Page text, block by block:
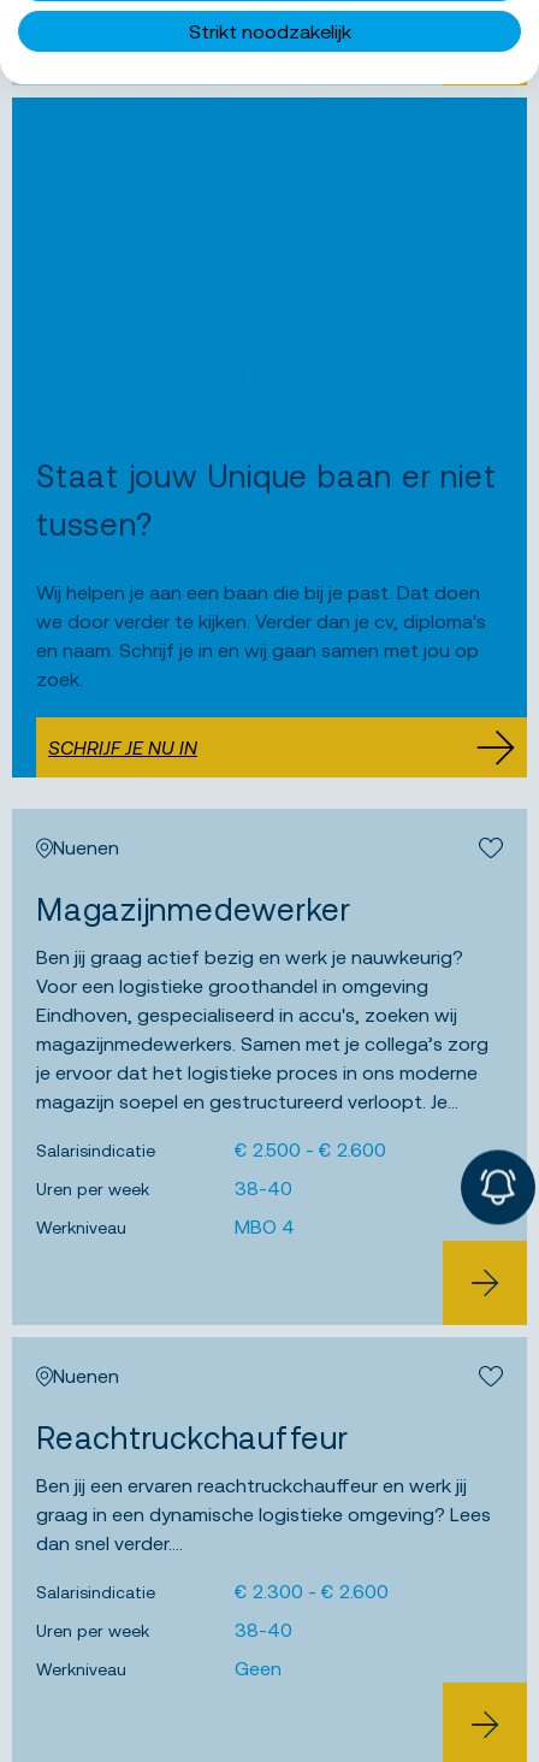
JOB ALERT
BEKIJK
Staat jouw Unique baan er niet
tussen?
Wij helpen je aan een baan die bij je past. Dat doen
we door verder te kijken. Verder dan je cv, diploma's
en naam. Schrijf je in en wij gaan samen met jou op
zoek.
SCHRIJF JE NU IN
Nuenen
Magazijnmedewerker
Ben jij graag actief bezig en werk je nauwkeurig?
Voor een logistieke groothandel in omgeving
Eindhoven, gespecialiseerd in accu's, zoeken wij
magazijnmedewerkers. Samen met je collega’s zorg
je ervoor dat het logistieke proces in ons moderne
magazijn soepel en gestructureerd verloopt. Je
opslaan en verzendklaar maken van goederen.
Dankzij jouw inzet komen medische hulpmiddelen op
tijd en correct bij de klant terecht. Je werkt in een
nette, georganiseerde omgeving waar kwaliteit en
Salarisindicatie € 2.500 - € 2.600
Uren per week 38-40
Werkniveau MBO 4
BEKIJK
Nuenen
Reachtruckchauffeur
Ben jij een ervaren reachtruckchauffeur en werk jij
graag in een dynamische logistieke omgeving? Lees
dan snel verder....
Salarisindicatie € 2.300 - € 2.600
Uren per week 38-40
Werkniveau Geen
BEKIJK
Strikt noodzakelijk